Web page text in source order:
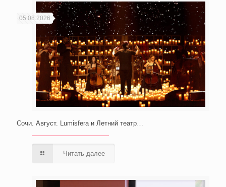
05.08.2026
Сочи. Август. Lumisfera и Летний театр…
Читать далее